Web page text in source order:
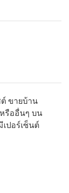
ขายบ้าน
รืออื่นๆ บน
เปอร์เซ็นต์